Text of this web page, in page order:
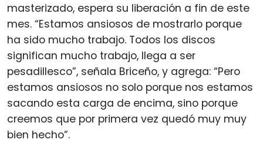
masterizado, espera su liberación a fin de este
mes. “Estamos ansiosos de mostrarlo porque
ha sido mucho trabajo. Todos los discos
significan mucho trabajo, llega a ser
pesadillesco”, señala Briceño, y agrega: “Pero
estamos ansiosos no solo porque nos estamos
sacando esta carga de encima, sino porque
creemos que por primera vez quedó muy muy
bien hecho”.